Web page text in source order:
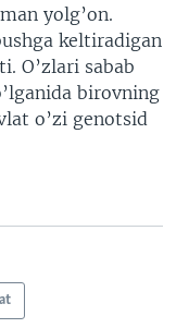
yolg’on.
keltiradigan
O’zlari sabab
birovning
o’zi genotsid